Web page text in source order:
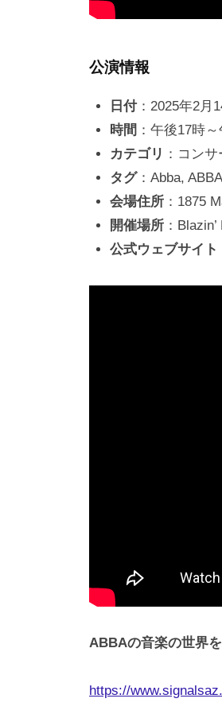
公演情報
日付：2025年2月
時間 ：午後17時
カテゴリ ：コンサ
タグ：Abba,
会場住所：1875
開催場所：
公式ウェブサイ
ABBAの音楽の世界
https://